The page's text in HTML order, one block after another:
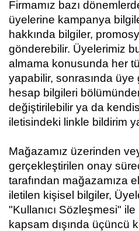
Firmamız bazı
üyelerine kampanya
hakkında bilgiler,
gönderebilir. Üyelerimiz
almama konusunda her
yapabilir, sonrasında üye
hesap bilgileri
değiştirilebilir ya da
iletisindeki linkle bildirim
Mağazamız üzerinden
gerçekleştirilen onay
tarafından mağazamıza
iletilen kişisel bilgiler,
"Kullanıcı Sözleşmesi"
kapsam dışında üçüncü